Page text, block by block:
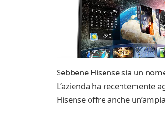
Sebbene Hisense sia un
L’azienda ha recentemente
Hisense offre anche